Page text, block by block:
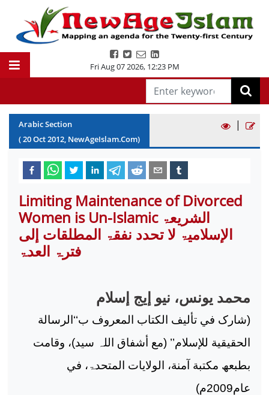
Fri Aug 07 2026, 12:23 PM
Arabic Section
(20Oct2012, NewAgeIslam.Com)
|
Limiting Maintenance of Divorced
Women is Un-Islamic الشریعۃ
الإسلامیۃ لا تحدد نفقۃ المطلقات إلی
فترۃ العدۃ
محمد یونس، نیو إیج إسلام
(شارک في تألیف الکتاب المعروف ب‘‘الرسالة
الحقیقیة للإسلام’’ (مع أشفاق اللہ سید)، وقامت
بطبعھ مکتبة آمنة، الولایات المتحدۃ، في
عام2009م)